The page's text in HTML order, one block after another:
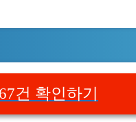
건 확인하기